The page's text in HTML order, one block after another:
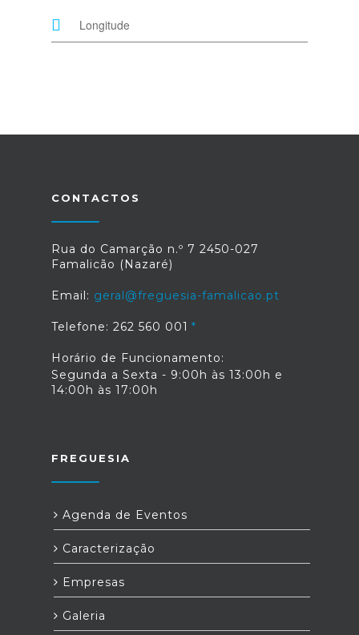
CONTACTOS
Rua do Camarção n.º 7 2450-027
Famalicão (Nazaré)
Email: geral@freguesia-famalicao.pt
Telefone: 262 560 001
Horário de Funcionamento:
Segunda a Sexta - 9:00h às 13:00h e
14:00h às 17:00h
FREGUESIA
Agenda de Eventos
Caracterização
Empresas
Galeria